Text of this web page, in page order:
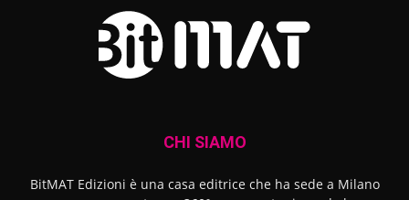
CHI SIAMO
BitMAT Edizioni è una casa editrice che ha sede a Milano